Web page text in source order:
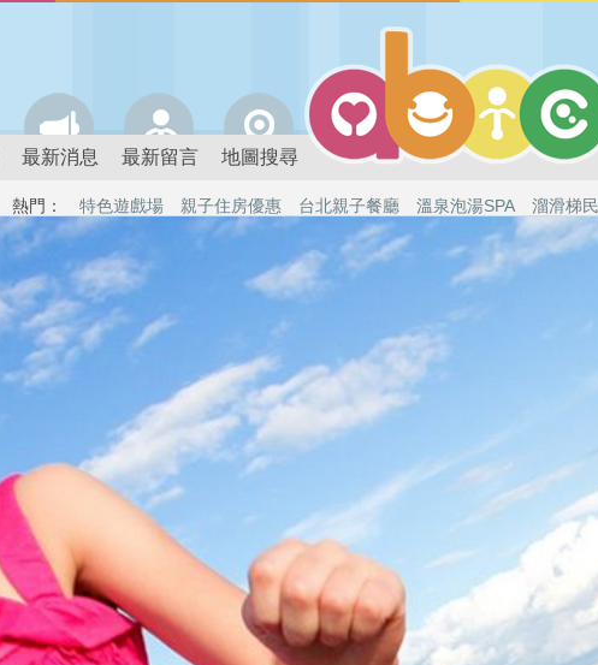
最新消息 最新留言 地圖搜尋
熱門： 特色遊戲場 親子住房優惠 台北親子餐廳 溫泉泡湯SPA 溜滑梯